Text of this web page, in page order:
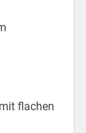
flachen